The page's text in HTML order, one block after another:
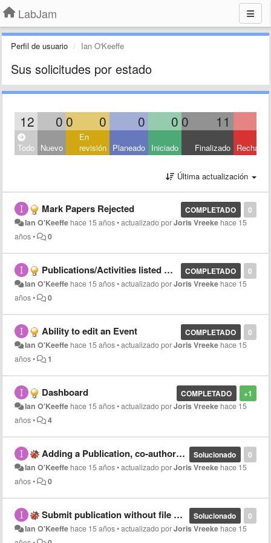
LabJam
Perfil de usuario Ian O'Keeffe
Sus solicitudes por estado
12 0 0 0 0 0 0 11
Todo Nuevo
En
revisión Planeado Iniciado Finalizado
Última actualización
0
COMPLETADO
Mark Papers Rejected
Ian O'Keeffe hace 15 años•actualizado porJoris Vreeke hace 15
años• 0
0
COMPLETADO
Publications/Activities listed on profile page.
Ian O'Keeffe hace 15 años•actualizado porJoris Vreeke hace 15
años• 0
0
COMPLETADO
Ability to edit an Event
Ian O'Keeffe hace 15 años•actualizado porJoris Vreeke hace 15
años• 1
+1
COMPLETADO
Dashboard
Ian O'Keeffe hace 15 años•actualizado porJoris Vreeke hace 15
años• 4
0
Solucionado
Adding a Publication, co-authors missing after failed submission
Ian O'Keeffe hace 15 años•actualizado porJoris Vreeke hace 15
años• 0
0
Solucionado
Submit publication without file attached, incorrect error message
Ian O'Keeffe hace 15 años•actualizado porJoris Vreeke hace 15